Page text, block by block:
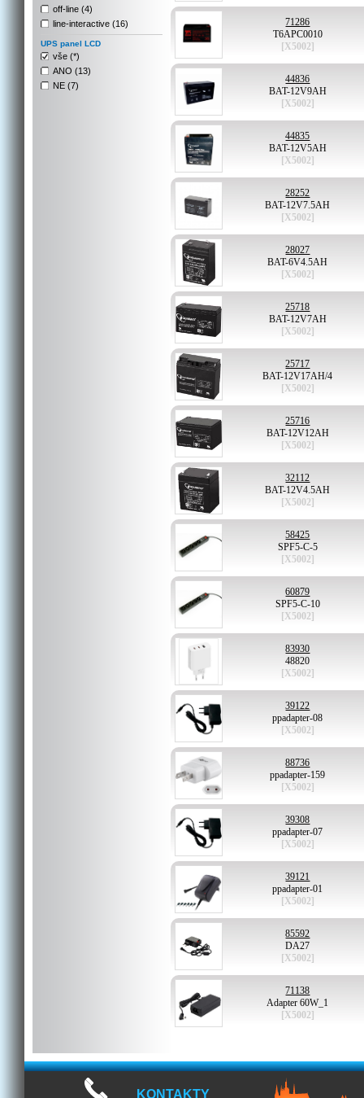
off-line (4)
line-interactive (16)
UPS panel LCD
vše (*)
ANO (13)
NE (7)
71286
T6APC0010
[X5002]
44836
BAT-12V9AH
[X5002]
44835
BAT-12V5AH
[X5002]
28252
BAT-12V7.5AH
[X5002]
28027
BAT-6V4.5AH
[X5002]
25718
BAT-12V7AH
[X5002]
25717
BAT-12V17AH/4
[X5002]
25716
BAT-12V12AH
[X5002]
32112
BAT-12V4.5AH
[X5002]
58425
SPF5-C-5
[X5002]
60879
SPF5-C-10
[X5002]
83930
48820
[X5002]
39122
ppadapter-08
[X5002]
88736
ppadapter-159
[X5002]
39308
ppadapter-07
[X5002]
39121
ppadapter-01
[X5002]
85592
DA27
[X5002]
71138
Adapter 60W_1
[X5002]
KONTAKTY